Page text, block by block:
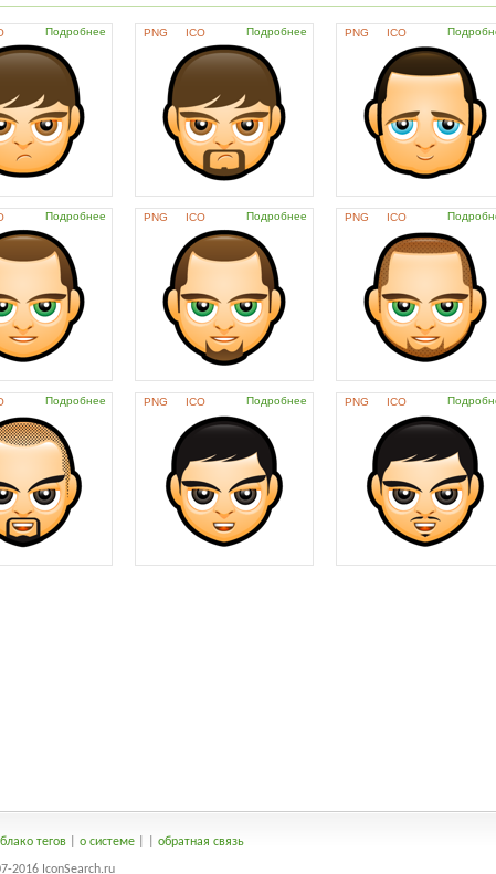
Подробнее PNG ICO Подробнее PNG ICO
Подробнее PNG ICO Подробнее PNG ICO
Подробнее PNG ICO Подробнее PNG ICO
тегов| о системе| обратная связь
2016 IconSearch.ru